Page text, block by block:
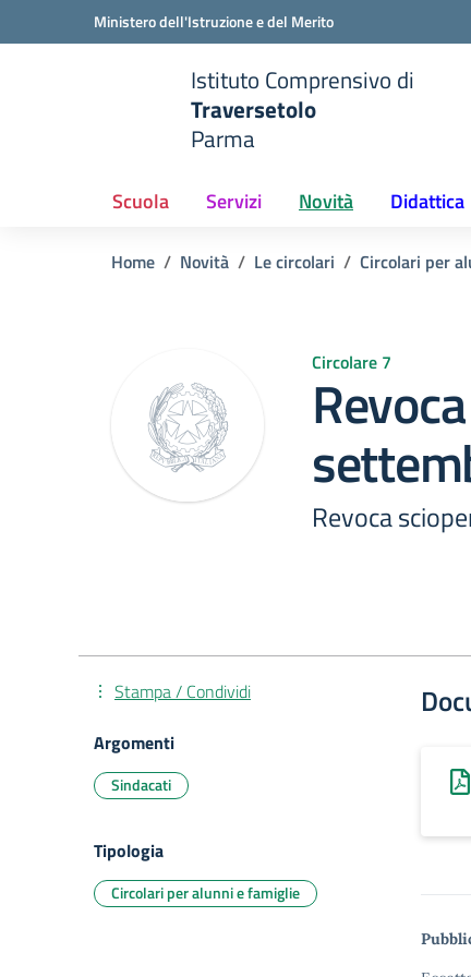
Vai ai contenuti
Vai al menu di navigazioneMinistero dell'Istruzione e del Merito
Istituto Comprensivo di
Traversetolo
Parma
Scuola Servizi Novità Didattica
Home Novità Le circolari Circolari per
Circolare 7
Revoca
Stampa / Condividi
Argomenti
Sindacati
Tipologia
Circolari per alunni e famiglie